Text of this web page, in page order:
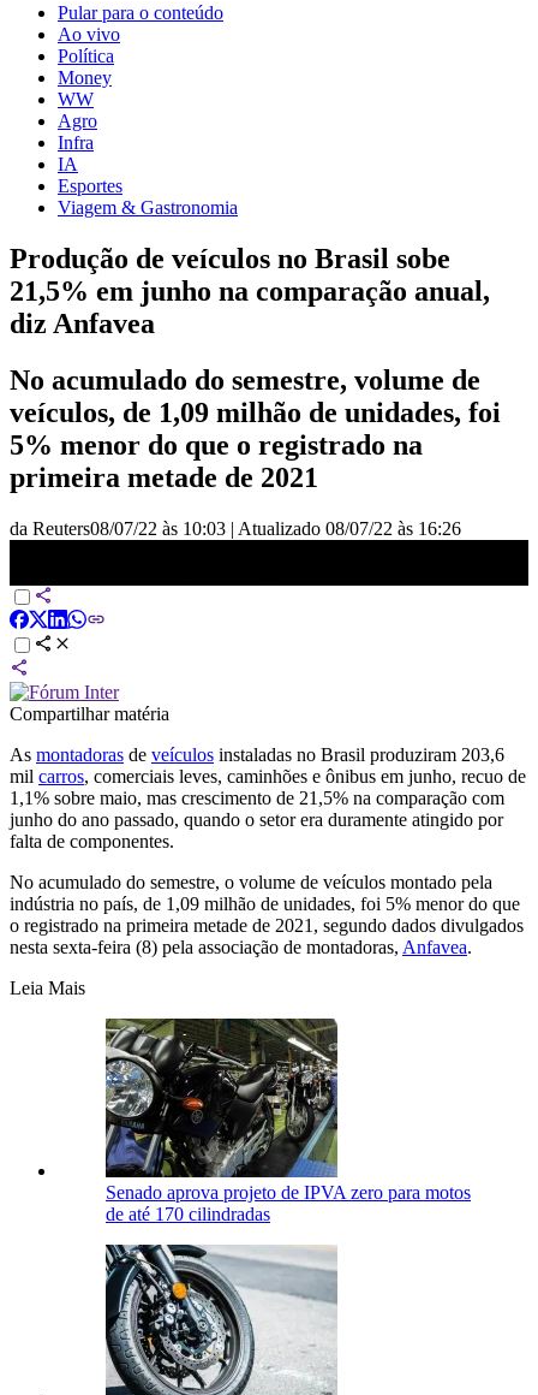
Pular para o conteúdo
Ao vivo
Política
Money
WW
Agro
Infra
IA
Esportes
Viagem & Gastronomia
Produção de veículos no Brasil sobe
21,5% em junho na comparação anual,
diz Anfavea
No acumulado do semestre, volume de
veículos, de 1,09 milhão de unidades, foi
5% menor do que o registrado na
primeira metade de 2021
da Reuters08/07/22 às 10:03 | Atualizado 08/07/22 às 16:26
Compartilhar matéria
As montadoras de veículos instaladas no Brasil produziram 203,6
mil carros, comerciais leves, caminhões e ônibus em junho, recuo de
1,1% sobre maio, mas crescimento de 21,5% na comparação com
junho do ano passado, quando o setor era duramente atingido por
falta de componentes.
No acumulado do semestre, o volume de veículos montado pela
indústria no país, de 1,09 milhão de unidades, foi 5% menor do que
o registrado na primeira metade de 2021, segundo dados divulgados
nesta sexta-feira (8) pela associação de montadoras, Anfavea.
Leia Mais
Senado aprova projeto de IPVA zero para motos
de até 170 cilindradas